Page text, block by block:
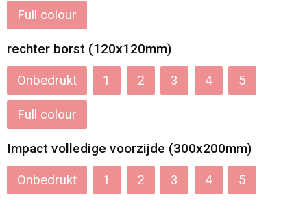
Boodschappentassen
Katoenen draagtassen
Jute tassen
Tablettassen
Koffers en Trolleys
Full colour
rechter borst (120x120mm)
Onbedrukt 1 2 3 4 5
Full colour
Impact volledige voorzijde (300x200mm)
Onbedrukt 1 2 3 4 5